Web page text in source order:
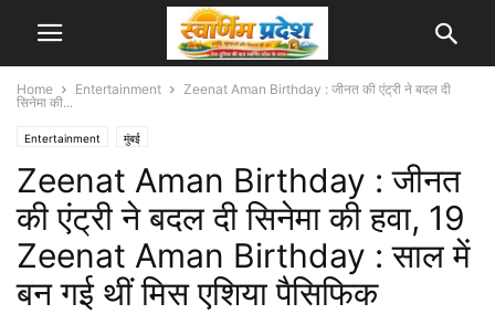
Home Entertainment
Zeenat Aman Birthday : जीनत की एंट्री ने बदल दी
सिनेमा की...
Entertainment मुंबई
Zeenat Aman Birthday : जीनत
की एंट्री ने बदल दी सिनेमा की हवा, 19
Zeenat Aman Birthday : साल में
बन गई थीं मिस एशिया पैसिफिक